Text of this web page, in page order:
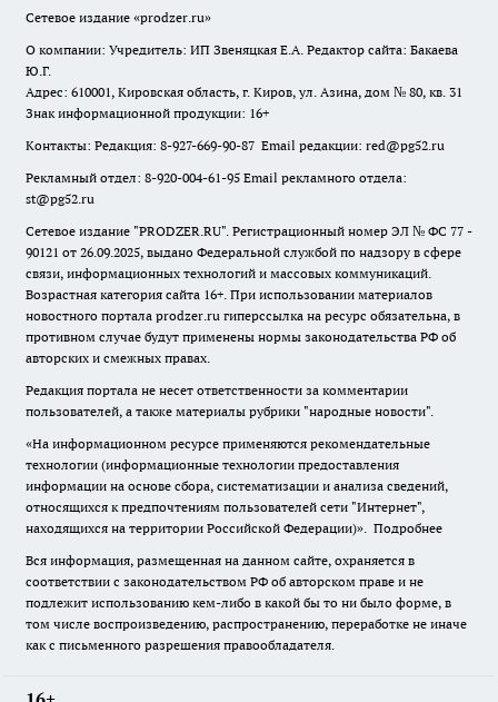
Сетевое издание «prodzer.ru»
О компании: Учредитель: ИП Звеняцкая Е.А. Редактор сайта: Бакаева
Ю.Г.
Адрес: 610001, Кировская область, г. Киров, ул. Азина, дом № 80, кв. 31
Знак информационной продукции: 16+
Контакты: Редакция: 8-927-669-90-87 Email редакции: red@pg52.ru
Рекламный отдел: 8-920-004-61-95 Email рекламного отдела:
st@pg52.ru
Сетевое издание "PRODZER.RU". Регистрационный номер ЭЛ № ФС 77 -
90121 от 26.09.2025, выдано Федеральной службой по надзору в сфере
связи, информационных технологий и массовых коммуникаций.
Возрастная категория сайта 16+. При использовании материалов
новостного портала prodzer.ru гиперссылка на ресурс обязательна, в
противном случае будут применены нормы законодательства РФ об
авторских и смежных правах.
Редакция портала не несет ответственности за комментарии
пользователей, а также материалы рубрики "народные новости".
«На информационном ресурсе применяются рекомендательные
технологии (информационные технологии предоставления
информации на основе сбора, систематизации и анализа сведений,
относящихся к предпочтениям пользователей сети "Интернет",
находящихся на территории Российской Федерации)». Подробнее
Вся информация, размещенная на данном сайте, охраняется в
соответствии с законодательством РФ об авторском праве и не
подлежит использованию кем-либо в какой бы то ни было форме, в
том числе воспроизведению, распространению, переработке не иначе
как с письменного разрешения правообладателя.